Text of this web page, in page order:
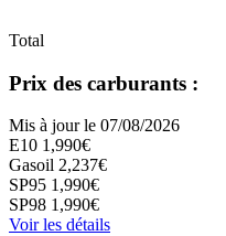
Total
Prix des carburants :
Mis à jour le 07/08/2026
E10 1,990€
Gasoil 2,237€
SP95 1,990€
SP98 1,990€
Voir les détails